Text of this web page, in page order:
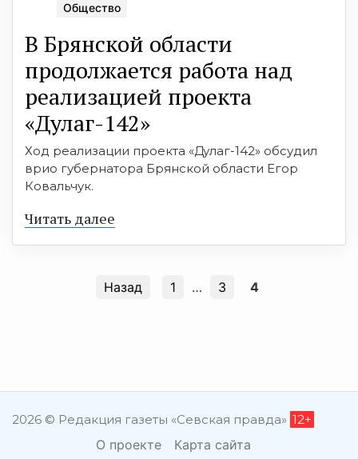
Общество
В Брянской области
продолжается работа над
реализацией проекта
«Дулаг-142»
Ход реализации проекта «Дулаг-142» обсудил
врио губернатора Брянской области Егор
Ковальчук.
Читать далее
Назад 1 … 3 4
2026 © Редакция газеты «Севская правда» 12+
О проекте Карта сайта